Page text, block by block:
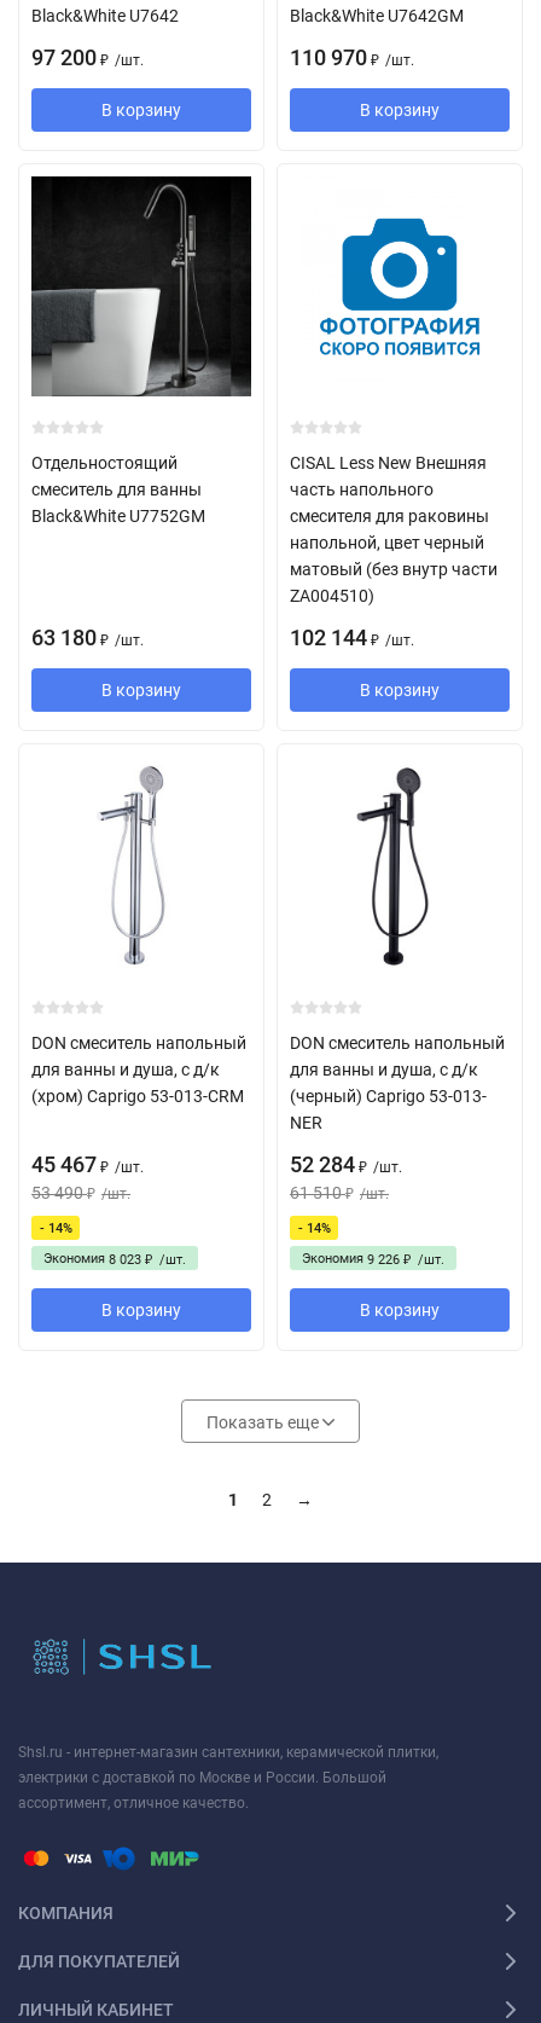
Black&White U7642
97 200 ₽ /шт.
В корзину
Black&White U7642GM
110 970 ₽ /шт.
В корзину
Отдельностоящий
смеситель для ванны
Black&White U7752GM
63 180 ₽ /шт.
В корзину
CISAL Less New Внешняя
часть напольного
смесителя для раковины
напольной, цвет черный
матовый (без внутр части
ZA004510)
102 144 ₽ /шт.
В корзину
DON смеситель напольный
для ванны и душа, с д/к
(хром) Caprigo 53-013-CRM
45 467 ₽ /шт.
53 490 ₽ /шт.
- 14%
Экономия 8 023 ₽ /шт.
В корзину
DON смеситель напольный
для ванны и душа, с д/к
(черный) Caprigo 53-013-
NER
52 284 ₽ /шт.
61 510 ₽ /шт.
- 14%
Экономия 9 226 ₽ /шт.
В корзину
Показать еще
1 2 →
Shsl.ru - интернет-магазин сантехники, керамической плитки,
электрики с доставкой по Москве и России. Большой
ассортимент, отличное качество.
КОМПАНИЯ
ДЛЯ ПОКУПАТЕЛЕЙ
ЛИЧНЫЙ КАБИНЕТ